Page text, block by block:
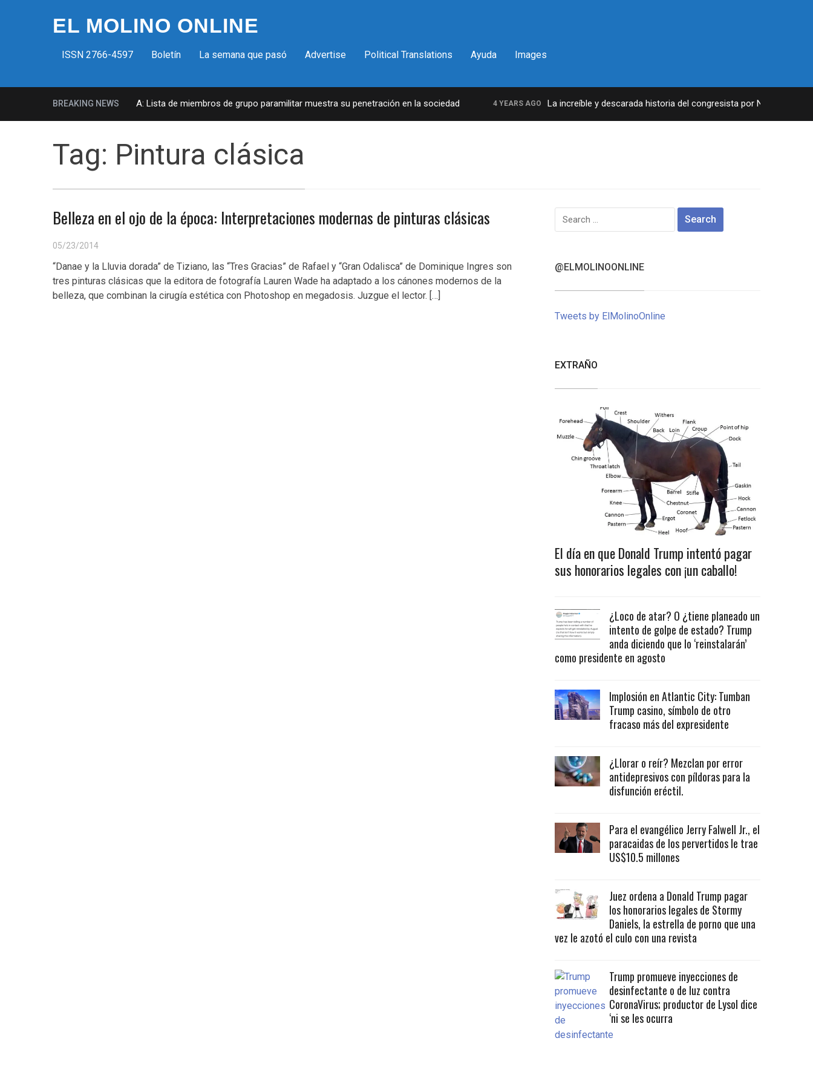
EL MOLINO ONLINE
ISSN 2766-4597 Boletín La semana que pasó Advertise Political Translations Ayuda Images
BREAKING NEWS
Milicias fascistas en EUA: Lista de miembros de grupo paramilitar muestra su penetración en la sociedad 4 YEARS AGO La increíble y descarada historia del congresista por NY George
Tag: Pintura clásica
Belleza en el ojo de la época: Interpretaciones modernas de pinturas clásicas
05/23/2014
“Danae y la Lluvia dorada” de Tiziano, las “Tres Gracias” de Rafael y “Gran Odalisca” de Dominique Ingres son
tres pinturas clásicas que la editora de fotografía Lauren Wade ha adaptado a los cánones modernos de la
belleza, que combinan la cirugía estética con Photoshop en megadosis. Juzgue el lector. […]
Search
for:
@ELMOLINOONLINE
Tweets by ElMolinoOnline
EXTRAÑO
El día en que Donald Trump intentó pagar
sus honorarios legales con ¡un caballo!
¿Loco de atar? O ¿tiene planeado un
intento de golpe de estado? Trump
anda diciendo que lo ‘reinstalarán’
como presidente en agosto
Implosión en Atlantic City: Tumban
Trump casino, símbolo de otro
fracaso más del expresidente
¿Llorar o reír? Mezclan por error
antidepresivos con píldoras para la
disfunción eréctil.
Para el evangélico Jerry Falwell Jr., el
paracaidas de los pervertidos le trae
US$10.5 millones
Juez ordena a Donald Trump pagar
los honorarios legales de Stormy
Daniels, la estrella de porno que una
vez le azotó el culo con una revista
Trump promueve inyecciones de
desinfectante o de luz contra
CoronaVirus; productor de Lysol dice
‘ni se les ocurra